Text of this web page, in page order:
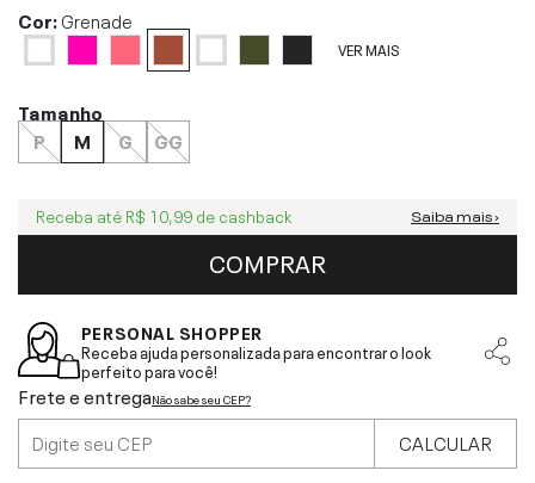
Cor:Grenade
VER MAIS
Tamanho
P
M G GG
Receba até R$ 10,99 de cashback Saiba mais ›
COMPRAR
PERSONAL SHOPPER
Receba ajuda personalizada para encontrar o look
perfeito para você!
Frete e entregaNão sabe seu CEP?
CALCULAR